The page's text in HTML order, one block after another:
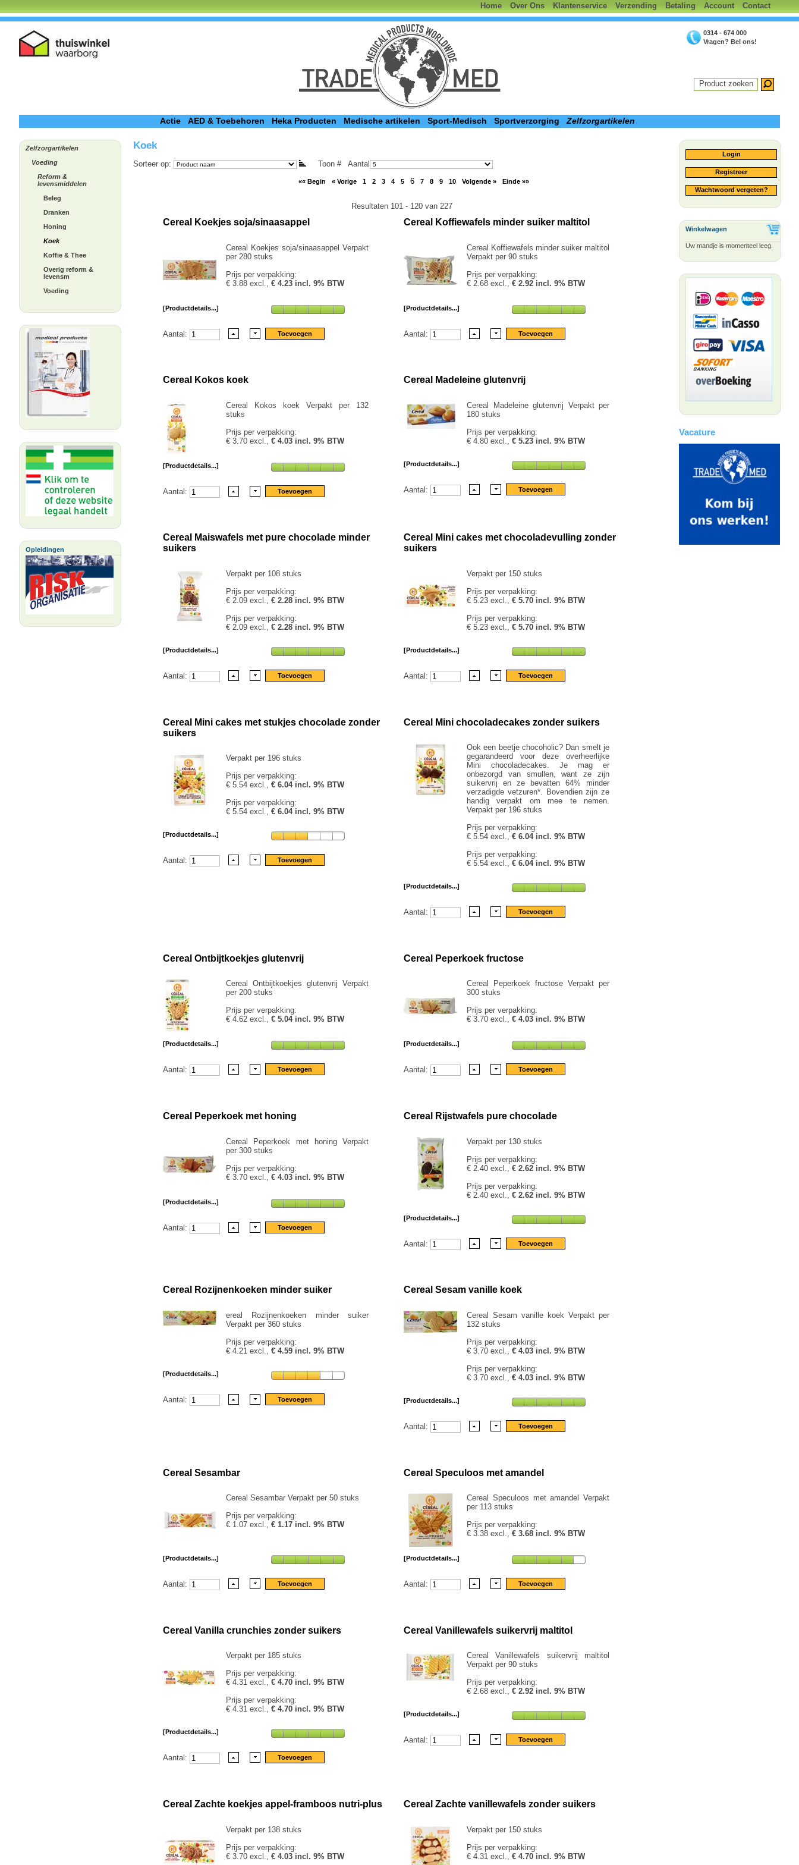
Home Over Ons Klantenservice Verzending Betaling Account Contact
0314 - 674 000
Vragen? Bel ons!
Product zoeken
Actie AED & Toebehoren Heka Producten Medische artikelen Sport-Medisch Sportverzorging Zelfzorgartikelen
Zelfzorgartikelen
Voeding
Reform &
levensmiddelen
Beleg
Dranken
Honing
Koek
Koffie & Thee
Overig reform &
levensm
Voeding
Opleidingen
Login
Registreer
Wachtwoord vergeten?
Winkelwagen
Uw mandje is momenteel leeg.
Vacature
Koek
Sorteer op: Toon # Aantal
«« Begin « Vorige 1 2 3 4 5 6 7 8 9 10 Volgende » Einde »»
Resultaten 101 - 120 van 227
Cereal Koekjes soja/sinaasappel
Cereal Koekjes soja/sinaasappel Verpakt
per 280 stuks
Prijs per verpakking:
€ 3.88 excl., € 4.23 incl. 9% BTW
[Productdetails...]
Aantal:
Cereal Koffiewafels minder suiker maltitol
Cereal Koffiewafels minder suiker maltitol
Verpakt per 90 stuks
Prijs per verpakking:
€ 2.68 excl., € 2.92 incl. 9% BTW
[Productdetails...]
Aantal:
Cereal Kokos koek
Cereal Kokos koek Verpakt per 132
stuks
Prijs per verpakking:
€ 3.70 excl., € 4.03 incl. 9% BTW
[Productdetails...]
Aantal:
Cereal Madeleine glutenvrij
Cereal Madeleine glutenvrij Verpakt per
180 stuks
Prijs per verpakking:
€ 4.80 excl., € 5.23 incl. 9% BTW
[Productdetails...]
Aantal:
Cereal Maiswafels met pure chocolade minder
suikers
Verpakt per 108 stuks
Prijs per verpakking:
€ 2.09 excl., € 2.28 incl. 9% BTW
Prijs per verpakking:
€ 2.09 excl., € 2.28 incl. 9% BTW
[Productdetails...]
Aantal:
Cereal Mini cakes met chocoladevulling zonder
suikers
Verpakt per 150 stuks
Prijs per verpakking:
€ 5.23 excl., € 5.70 incl. 9% BTW
Prijs per verpakking:
€ 5.23 excl., € 5.70 incl. 9% BTW
[Productdetails...]
Aantal:
Cereal Mini cakes met stukjes chocolade zonder
suikers
Verpakt per 196 stuks
Prijs per verpakking:
€ 5.54 excl., € 6.04 incl. 9% BTW
Prijs per verpakking:
€ 5.54 excl., € 6.04 incl. 9% BTW
[Productdetails...]
Aantal:
Cereal Mini chocoladecakes zonder suikers
Ook een beetje chocoholic? Dan smelt je
gegarandeerd voor deze overheerlijke
Mini chocoladecakes. Je mag er
onbezorgd van smullen, want ze zijn
suikervrij en ze bevatten 64% minder
verzadigde vetzuren*. Bovendien zijn ze
handig verpakt om mee te nemen.
Verpakt per 196 stuks
Prijs per verpakking:
€ 5.54 excl., € 6.04 incl. 9% BTW
Prijs per verpakking:
€ 5.54 excl., € 6.04 incl. 9% BTW
[Productdetails...]
Aantal:
Cereal Ontbijtkoekjes glutenvrij
Cereal Ontbijtkoekjes glutenvrij Verpakt
per 200 stuks
Prijs per verpakking:
€ 4.62 excl., € 5.04 incl. 9% BTW
[Productdetails...]
Aantal:
Cereal Peperkoek fructose
Cereal Peperkoek fructose Verpakt per
300 stuks
Prijs per verpakking:
€ 3.70 excl., € 4.03 incl. 9% BTW
[Productdetails...]
Aantal:
Cereal Peperkoek met honing
Cereal Peperkoek met honing Verpakt
per 300 stuks
Prijs per verpakking:
€ 3.70 excl., € 4.03 incl. 9% BTW
[Productdetails...]
Aantal:
Cereal Rijstwafels pure chocolade
Verpakt per 130 stuks
Prijs per verpakking:
€ 2.40 excl., € 2.62 incl. 9% BTW
Prijs per verpakking:
€ 2.40 excl., € 2.62 incl. 9% BTW
[Productdetails...]
Aantal:
Cereal Rozijnenkoeken minder suiker
ereal Rozijnenkoeken minder suiker
Verpakt per 360 stuks
Prijs per verpakking:
€ 4.21 excl., € 4.59 incl. 9% BTW
[Productdetails...]
Aantal:
Cereal Sesam vanille koek
Cereal Sesam vanille koek Verpakt per
132 stuks
Prijs per verpakking:
€ 3.70 excl., € 4.03 incl. 9% BTW
Prijs per verpakking:
€ 3.70 excl., € 4.03 incl. 9% BTW
[Productdetails...]
Aantal:
Cereal Sesambar
Cereal Sesambar Verpakt per 50 stuks
Prijs per verpakking:
€ 1.07 excl., € 1.17 incl. 9% BTW
[Productdetails...]
Aantal:
Cereal Speculoos met amandel
Cereal Speculoos met amandel Verpakt
per 113 stuks
Prijs per verpakking:
€ 3.38 excl., € 3.68 incl. 9% BTW
[Productdetails...]
Aantal:
Cereal Vanilla crunchies zonder suikers
Verpakt per 185 stuks
Prijs per verpakking:
€ 4.31 excl., € 4.70 incl. 9% BTW
Prijs per verpakking:
€ 4.31 excl., € 4.70 incl. 9% BTW
[Productdetails...]
Aantal:
Cereal Vanillewafels suikervrij maltitol
Cereal Vanillewafels suikervrij maltitol
Verpakt per 90 stuks
Prijs per verpakking:
€ 2.68 excl., € 2.92 incl. 9% BTW
[Productdetails...]
Aantal:
Cereal Zachte koekjes appel-framboos nutri-plus
Verpakt per 138 stuks
Prijs per verpakking:
€ 3.70 excl., € 4.03 incl. 9% BTW
Cereal Zachte vanillewafels zonder suikers
Verpakt per 150 stuks
Prijs per verpakking:
€ 4.31 excl., € 4.70 incl. 9% BTW